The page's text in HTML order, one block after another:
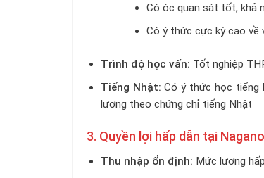
Có óc quan sát tốt, khả
Có ý thức cực kỳ cao về
Trình độ học vấn: Tốt nghiệp
Tiếng Nhật: Có ý thức học tiếng
lương theo chứng chỉ tiếng Nhật
3. Quyền lợi hấp dẫn tại Nagano
Thu nhập ổn định: Mức lương